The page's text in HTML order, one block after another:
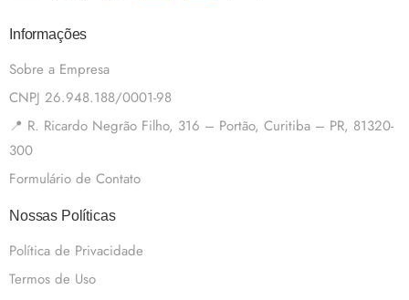
Informações
Sobre a Empresa
CNPJ 26.948.188/0001-98
📍 R. Ricardo Negrão Filho, 316 – Portão, Curitiba – PR, 81320-
300
Formulário de Contato
Nossas Políticas
Política de Privacidade
Termos de Uso